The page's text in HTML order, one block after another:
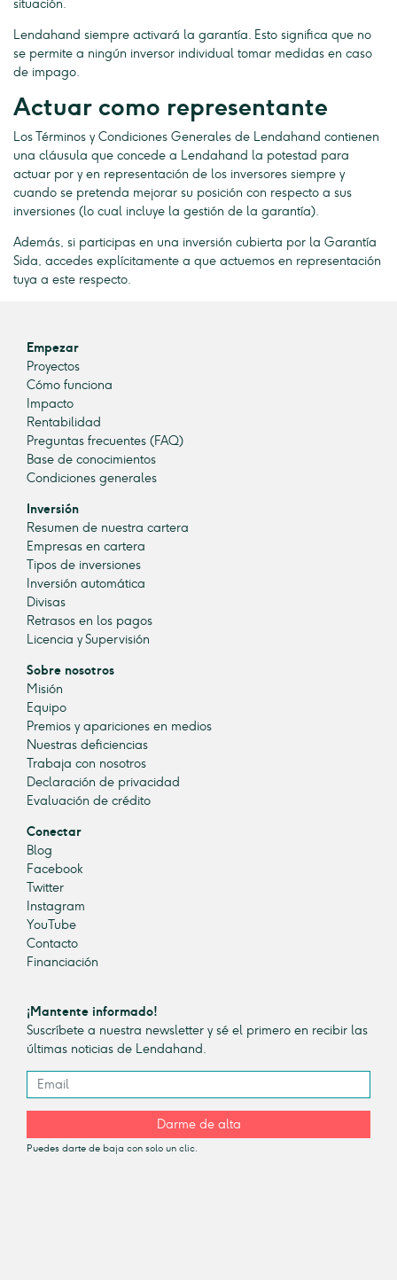
situación.
Lendahand siempre activará la garantía. Esto significa que no
se permite a ningún inversor individual tomar medidas en caso
de impago.
Actuar como representante
Los Términos y Condiciones Generales de Lendahand contienen
una cláusula que concede a Lendahand la potestad para
actuar por y en representación de los inversores siempre y
cuando se pretenda mejorar su posición con respecto a sus
inversiones (lo cual incluye la gestión de la garantía).
Además, si participas en una inversión cubierta por la Garantía
Sida, accedes explícitamente a que actuemos en representación
tuya a este respecto.
Empezar
Proyectos
Cómo funciona
Impacto
Rentabilidad
Preguntas frecuentes (FAQ)
Base de conocimientos
Condiciones generales
Inversión
Resumen de nuestra cartera
Empresas en cartera
Tipos de inversiones
Inversión automática
Divisas
Retrasos en los pagos
Licencia y Supervisión
Sobre nosotros
Misión
Equipo
Premios y apariciones en medios
Nuestras deficiencias
Trabaja con nosotros
Declaración de privacidad
Evaluación de crédito
Conectar
Blog
Facebook
Twitter
Instagram
YouTube
Contacto
Financiación
¡Mantente informado!
Suscríbete a nuestra newsletter y sé el primero en recibir las
últimas noticias de Lendahand.
Darme de alta
Puedes darte de baja con solo un clic.